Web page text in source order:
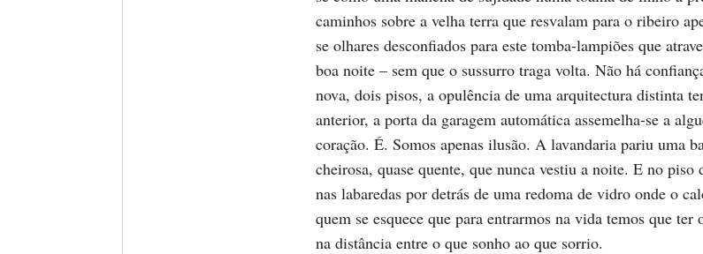
caminhos sobre a velha terra que resvalam para o ribeiro
se olhares desconfiados para este tomba-lampiões que
boa noite – sem que o sussurro traga volta. Não há
nova, dois pisos, a opulência de uma arquitectura distinta
anterior, a porta da garagem automática assemelha-se a
coração. É. Somos apenas ilusão. A lavandaria pariu uma
cheirosa, quase quente, que nunca vestiu a noite. E no piso
nas labaredas por detrás de uma redoma de vidro onde o
quem se esquece que para entrarmos na vida temos que
na distância entre o que sonho ao que sorrio.